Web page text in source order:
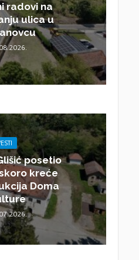
radovi na
ulica u
posetio
kreće
Doma